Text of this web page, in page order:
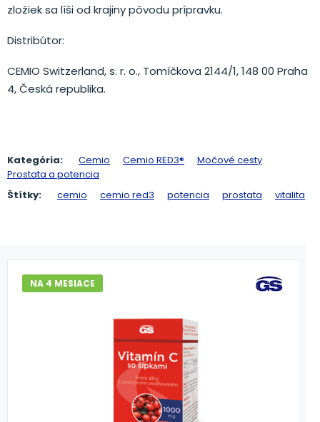
zložiek sa líši od krajiny pôvodu prípravku.
Distribútor:
CEMIO Switzerland, s. r. o., Tomíčkova 2144/1, 148 00 Praha
4, Česká republika.
Kategória: Cemio Cemio RED3®
Močové cesty
Prostata a potencia
Štítky:
cemio cemio red3 potencia prostata vitalita
NA 4 MESIACE